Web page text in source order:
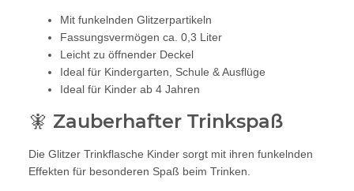
Mit funkelnden Glitzerpartikeln
Fassungsvermögen ca. 0,3 Liter
Leicht zu öffnender Deckel
Ideal für Kindergarten, Schule & Ausflüge
Ideal für Kinder ab 4 Jahren
🧚 Zauberhafter Trinkspaß
Die Glitzer Trinkflasche Kinder sorgt mit ihren funkelnden
Effekten für besonderen Spaß beim Trinken.